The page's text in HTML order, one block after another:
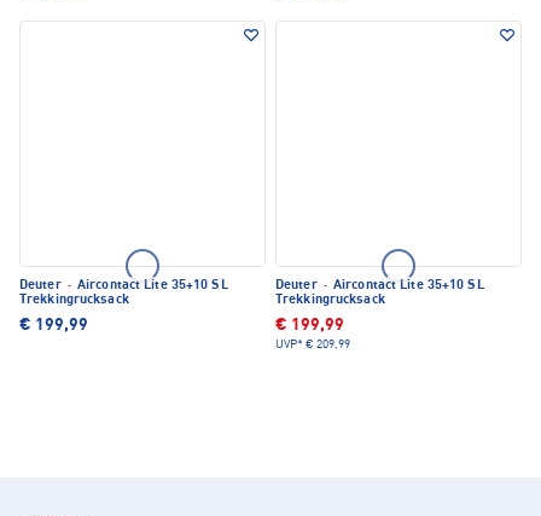
Deuter · Aircontact Lite 35+10 SL
Trekkingrucksack
€ 199,99
Deuter · Aircontact Lite 35+10 SL
Trekkingrucksack
€ 199,99
UVP* € 209,99